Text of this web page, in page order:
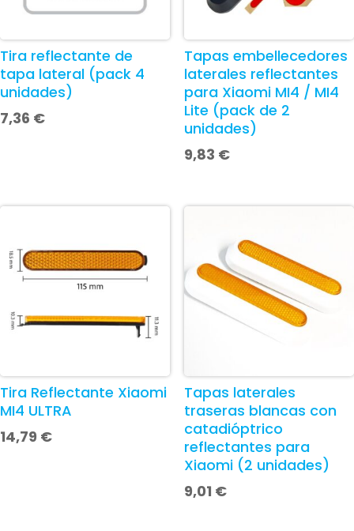
Tira reflectante de
tapa lateral (pack 4
unidades)
7,36 €
Tapas embellecedores
laterales reflectantes
para Xiaomi MI4 / MI4
Lite (pack de 2
unidades)
9,83 €
Tira Reflectante Xiaomi
MI4 ULTRA
14,79 €
Tapas laterales
traseras blancas con
catadióptrico
reflectantes para
Xiaomi (2 unidades)
9,01 €